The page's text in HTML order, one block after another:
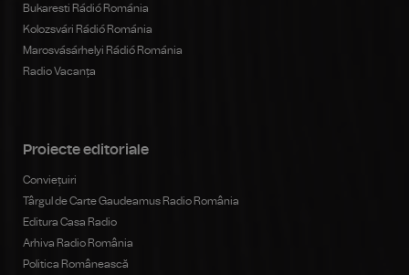
Bukaresti Rádió Románia
Kolozsvári Rádió Románia
Marosvásárhelyi Rádió Románia
Radio Vacanța
Proiecte editoriale
Conviețuiri
Târgul de Carte Gaudeamus Radio România
Editura Casa Radio
Arhiva Radio România
Politica Românească